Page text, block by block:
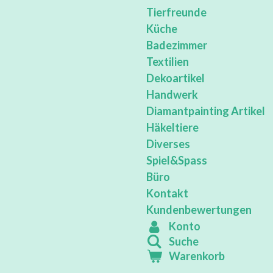
Tierfreunde
Küche
Badezimmer
Textilien
Dekoartikel
Handwerk
Diamantpainting Artikel
Häkeltiere
Diverses
Spiel&Spass
Büro
Kontakt
Kundenbewertungen
Konto
Suche
Warenkorb